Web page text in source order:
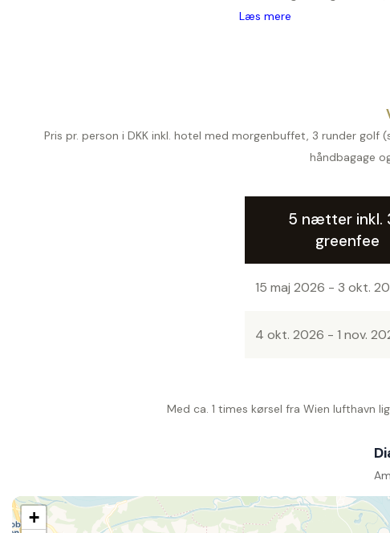
Læs mere
Pris pr. person i DKK inkl. hotel med morgenbuffet, 3 runder
håndbagage
5 nætter inkl.
greenfee
15 maj 2026 - 3 okt.
4 okt. 2026 - 1 nov.
Med ca. 1 times kørsel fra Wien lufthavn
+